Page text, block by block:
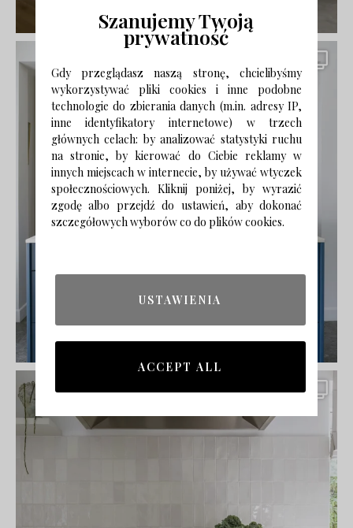
Szanujemy Twoją
prywatność
Gdy przeglądasz naszą stronę, chcielibyśmy
wykorzystywać pliki cookies i inne podobne
technologie do zbierania danych (m.in. adresy IP,
inne identyfikatory internetowe) w trzech
głównych celach: by analizować statystyki ruchu
na stronie, by kierować do Ciebie reklamy w
innych miejscach w internecie, by używać wtyczek
społecznościowych. Kliknij poniżej, by wyrazić
zgodę albo przejdź do ustawień, aby dokonać
szczegółowych wyborów co do plików cookies.
USTAWIENIA
ACCEPT ALL